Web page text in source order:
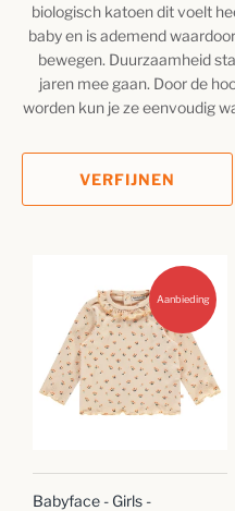
biologisch katoen dit voelt
baby en is ademend
bewegen. Duurzaamheid
jaren mee gaan. Door de
worden kun je ze eenvoudig
VERFIJNEN
Aanbieding
Babyface - Girls -